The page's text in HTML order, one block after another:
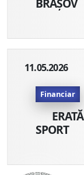
BRAȘOV
11.05.2026
Financiar
SPORT